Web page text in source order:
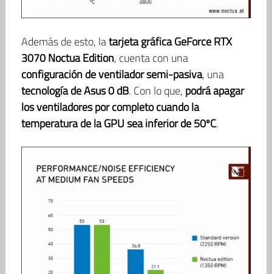
Además de esto, latarjeta gráfica GeForce RTX
3070 Noctua Edition, cuenta con una
configuración de ventilador semi-pasiva, una
tecnología de Asus 0 dB. Con lo que, podrá apagar
los ventiladores por completo cuando la
temperatura de la GPU sea inferior de 50ºC.